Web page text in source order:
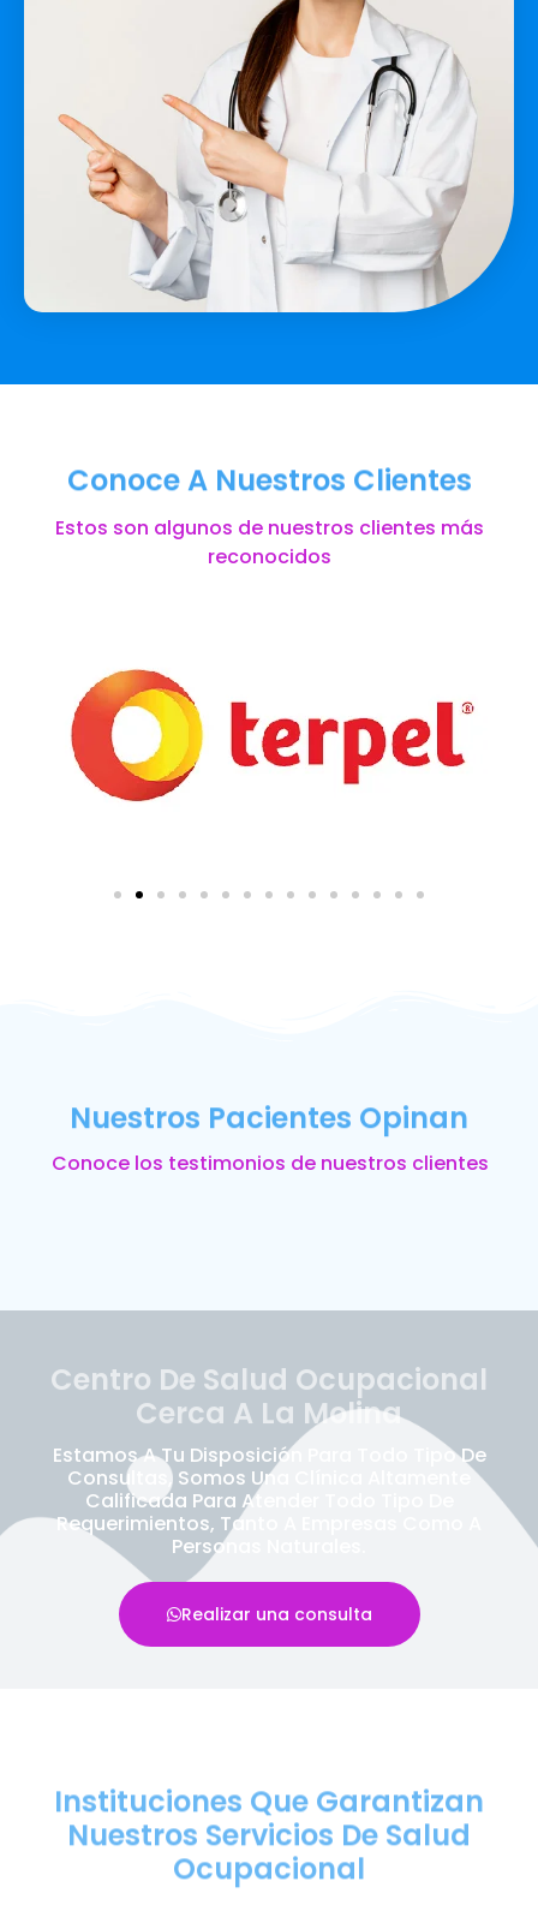
Conoce A Nuestros Clientes
Estos son algunos de nuestros clientes más
reconocidos
Nuestros Pacientes Opinan
Conoce los testimonios de nuestros clientes
Centro De Salud Ocupacional
Cerca A La Molina
Estamos A Tu Disposición Para Todo Tipo De
Consultas, Somos Una Clínica Altamente
Calificada Para Atender Todo Tipo De
Requerimientos, Tanto A Empresas Como A
Personas Naturales.
Realizar una consulta
Instituciones Que Garantizan
Nuestros Servicios De Salud
Ocupacional